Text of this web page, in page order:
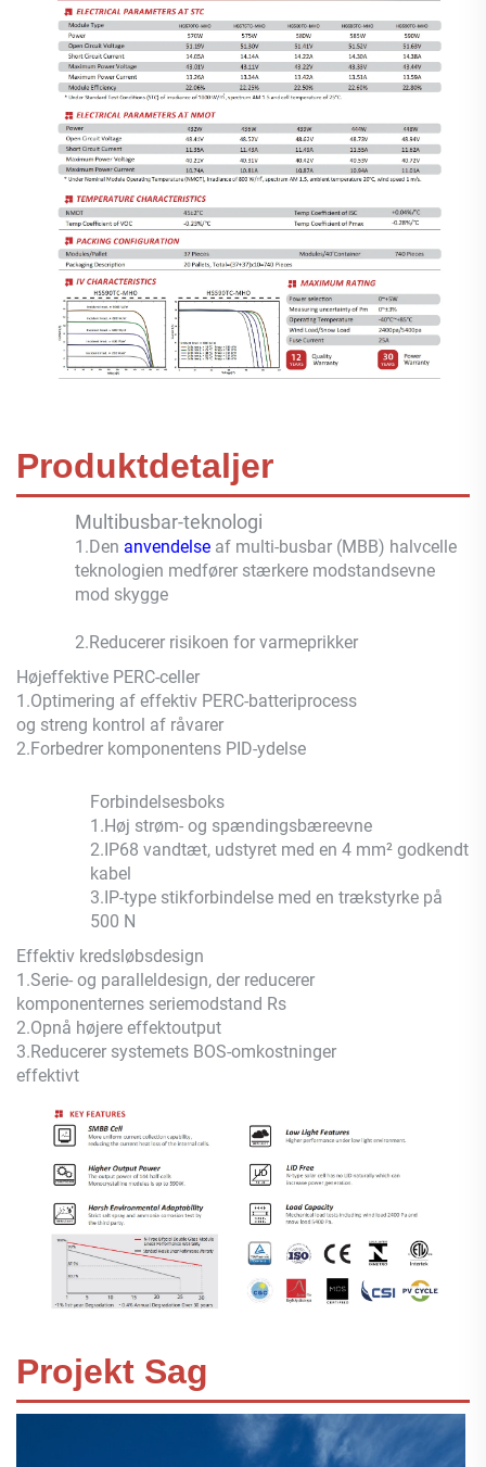
Produktdetaljer
Multibusbar-teknologi
1.Den anvendelse af multi-busbar (MBB) halvcelle
teknologien medfører stærkere modstandsevne
mod skygge
2.Reducerer risikoen for varmeprikker
Højeffektive PERC-celler
1.Optimering af effektiv PERC-batteriprocess
og streng kontrol af råvarer
2.Forbedrer komponentens PID-ydelse
Forbindelsesboks
1.Høj strøm- og spændingsbæreevne
2.IP68 vandtæt, udstyret med en 4 mm² godkendt
kabel
3.IP-type stikforbindelse med en trækstyrke på
500 N
Effektiv kredsløbsdesign
1.Serie- og paralleldesign, der reducerer
komponenternes seriemodstand Rs
2.Opnå højere effektoutput
3.Reducerer systemets BOS-omkostninger
effektivt
Projekt Sag